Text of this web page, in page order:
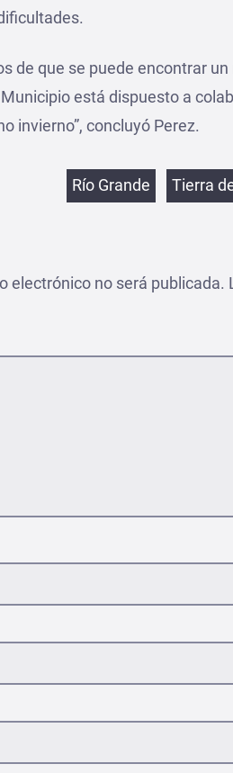
de que se puede encontrar
está dispuesto a
invierno”, concluyó Perez.
Etiquetas
Río Grande Tierra
electrónico no será publicada.